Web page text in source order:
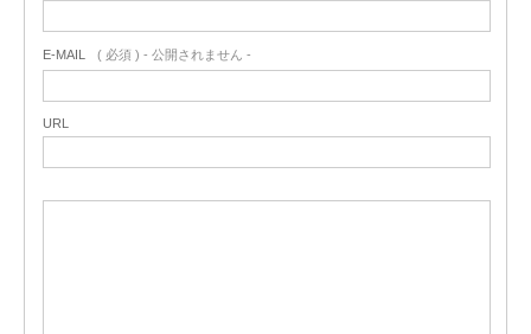
E-MAIL ( 必須 ) - 公開されません -
URL